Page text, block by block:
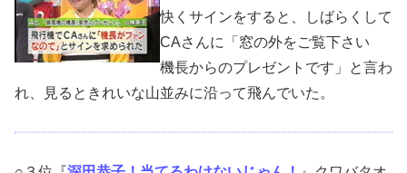
快くサインをすると、しばらくして
CAさんに「窓の外をご覧下さい
機長からのプレゼントです」と言わ
れ、見るときれいな山並みに沿って飛んでいた。